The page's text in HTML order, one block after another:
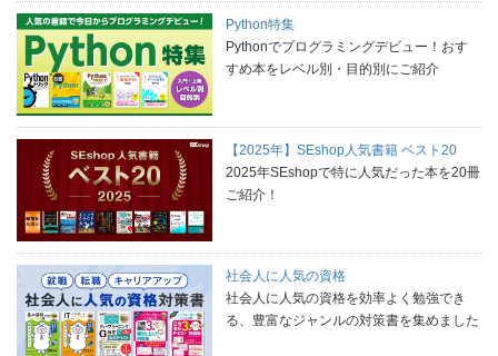
Python特集
Pythonでプログラミングデビュー！おす
すめ本をレベル別・目的別にご紹介
【2025年】SEshop人気書籍 ベスト20
2025年SEshopで特に人気だった本を20冊
ご紹介！
社会人に人気の資格
社会人に人気の資格を効率よく勉強でき
る、豊富なジャンルの対策書を集めました